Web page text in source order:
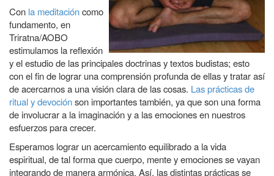
Con la meditacióncomo
fundamento, en
Triratna/AOBO
estimulamos la reflexión
y el estudio de las principales doctrinas y textos budistas; esto
con el fin de lograr una comprensión profunda de ellas y tratar así
de acercarnos a una visión clara de las cosas. Las prácticas de
ritual y devociónson importantes también, ya que son una forma
de involucrar a la imaginación y a las emociones en nuestros
esfuerzos para crecer.
Esperamos lograr un acercamiento equilibrado a la vida
espiritual, de tal forma que cuerpo, mente y emociones se vayan
integrando de manera armónica. Así, las distintas prácticas se